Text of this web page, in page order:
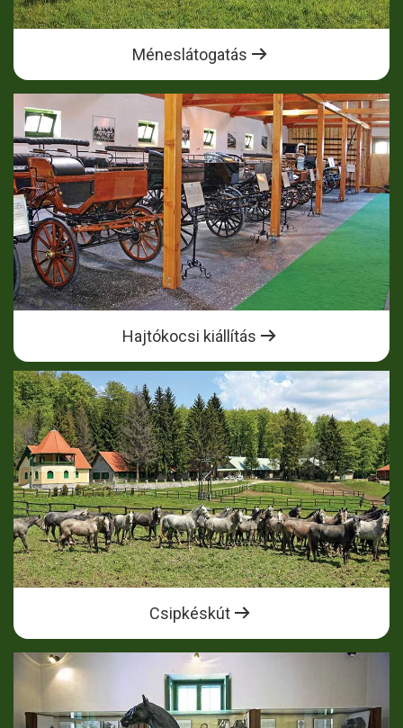
Méneslátogatás
Hajtókocsi kiállítás
Csipkéskút